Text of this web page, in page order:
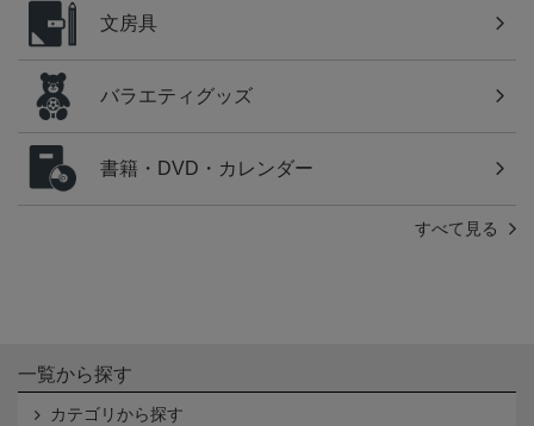
文房具
バラエティグッズ
書籍・DVD・カレンダー
すべて見る
一覧から探す
カテゴリから探す